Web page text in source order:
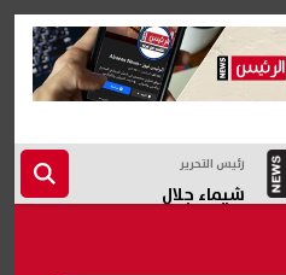
رئيس التحرير
شيماء جلال